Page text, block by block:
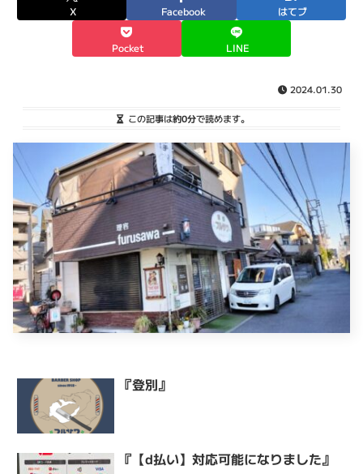
X Facebook はてブ
Pocket LINE
2024.01.30
この記事は約0分で読めます。
『登別』
『【d払い】対応可能になりました』